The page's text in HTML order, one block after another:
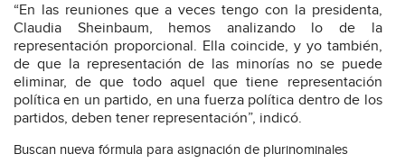
“En las reuniones que a veces tengo con la presidenta,
Claudia Sheinbaum, hemos analizando lo de la
representación proporcional. Ella coincide, y yo también,
de que la representación de las minorías no se puede
eliminar, de que todo aquel que tiene representación
política en un partido, en una fuerza política dentro de los
partidos, deben tener representación”, indicó.
Buscan nueva fórmula para asignación de plurinominales